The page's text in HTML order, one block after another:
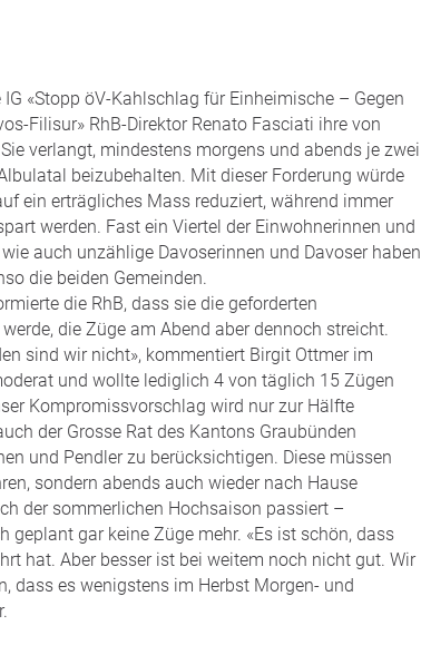
«Stopp öV-Kahlschlag für Einheimische – Gegen
Filisur» RhB-Direktor Renato Fasciati ihre von
verlangt, mindestens morgens und abends je zwei
beizubehalten. Mit dieser Forderung würde
ein erträgliches Mass reduziert, während immer
werden. Fast ein Viertel der Einwohnerinnen und
auch unzählige Davoserinnen und Davoser haben
die beiden Gemeinden.
die RhB, dass sie die geforderten
die Züge am Abend aber dennoch streicht.
sind wir nicht», kommentiert Birgit Ottmer im
und wollte lediglich 4 von täglich 15 Zügen
Kompromissvorschlag wird nur zur Hälfte
der Grosse Rat des Kantons Graubünden
und Pendler zu berücksichtigen. Diese müssen
sondern abends auch wieder nach Hause
der sommerlichen Hochsaison passiert –
gar keine Züge mehr. «Es ist schön, dass
hat. Aber besser ist bei weitem noch nicht gut. Wir
dass es wenigstens im Herbst Morgen- und